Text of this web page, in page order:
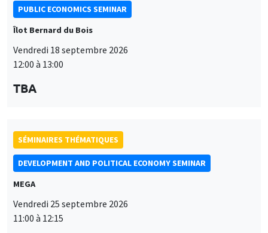
PUBLIC ECONOMICS SEMINAR
Îlot Bernard du Bois
Vendredi 18 septembre 2026
12:00 à 13:00
TBA
SÉMINAIRES THÉMATIQUES
DEVELOPMENT AND POLITICAL ECONOMY SEMINAR
MEGA
Vendredi 25 septembre 2026
11:00 à 12:15